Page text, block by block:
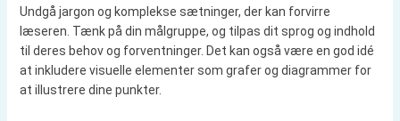
Undgå jargon og komplekse sætninger, der kan forvirre
læseren. Tænk på din målgruppe, og tilpas dit sprog og indhold
til deres behov og forventninger. Det kan også være en god idé
at inkludere visuelle elementer som grafer og diagrammer for
at illustrere dine punkter.